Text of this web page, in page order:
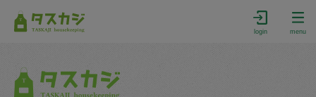
login menu